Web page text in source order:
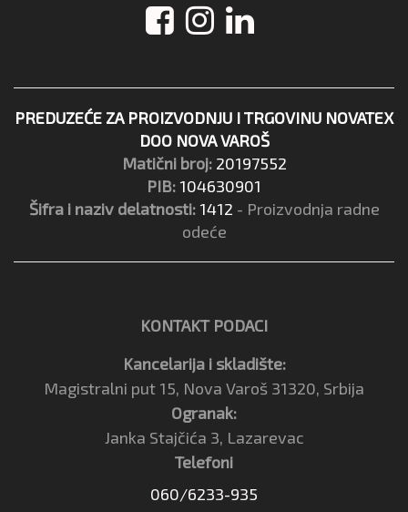
PREDUZEĆE ZA PROIZVODNJU I TRGOVINU NOVATEX
DOO NOVA VAROŠ
Matični broj: 20197552
PIB: 104630901
Šifra i naziv delatnosti: 1412 - Proizvodnja radne
odeće
KONTAKT PODACI
Kancelarija i skladište:
Magistralni put 15, Nova Varoš 31320, Srbija
Ogranak:
Janka Stajčića 3, Lazarevac
Telefoni
060/6233-935